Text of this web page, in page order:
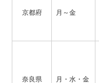
京都府 月～金
奈良県 月・水・金